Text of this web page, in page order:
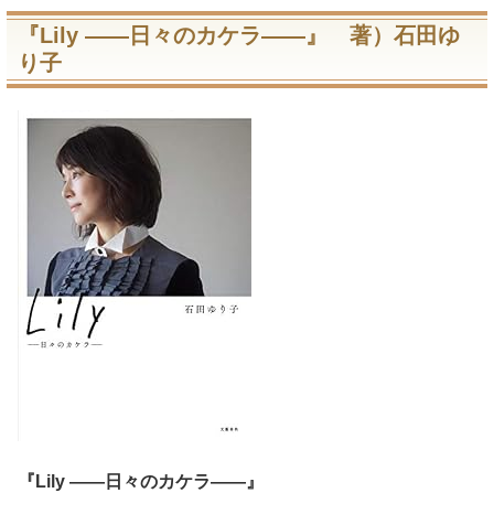
『Lily ――日々のカケラ――』 著）石田ゆ
り子
『Lily ――日々のカケラ――』